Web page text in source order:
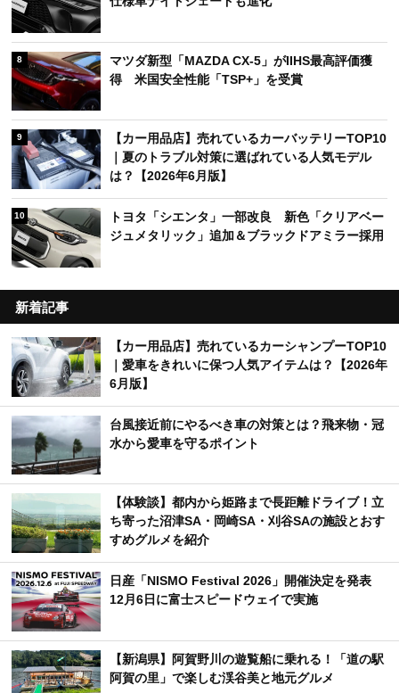
8
マツダ新型「MAZDA CX-5」がIIHS最高評価獲
得 米国安全性能「TSP+」を受賞
9
【カー用品店】売れているカーバッテリーTOP10
｜夏のトラブル対策に選ばれている人気モデル
は？【2026年6月版】
10
トヨタ「シエンタ」一部改良 新色「クリアベー
ジュメタリック」追加＆ブラックドアミラー採用
新着記事
【カー用品店】売れているカーシャンプーTOP10
｜愛車をきれいに保つ人気アイテムは？【2026年
6月版】
台風接近前にやるべき車の対策とは？飛来物・冠
水から愛車を守るポイント
【体験談】都内から姫路まで長距離ドライブ！立
ち寄った沼津SA・岡崎SA・刈谷SAの施設とおす
すめグルメを紹介
日産「NISMO Festival 2026」開催決定を発表
12月6日に富士スピードウェイで実施
【新潟県】阿賀野川の遊覧船に乗れる！「道の駅
阿賀の里」で楽しむ渓谷美と地元グルメ